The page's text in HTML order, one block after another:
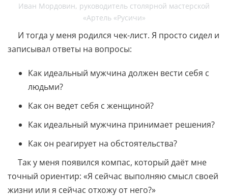
Иван Мордовин, руководитель столярной мастерской
«Артель «Русичи»
И тогда у меня родился чек-лист. Я просто сидел и
записывал ответы на вопросы:
Как идеальный мужчина должен вести себя с
людьми?
Как он ведет себя с женщиной?
Как идеальный мужчина принимает решения?
Как он реагирует на обстоятельства?
Так у меня появился компас, который даёт мне
точный ориентир: «Я сейчас выполняю смысл своей
жизни или я сейчас отхожу от него?»